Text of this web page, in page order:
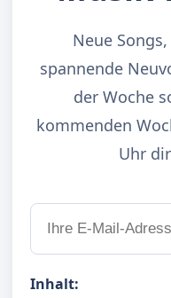
Neue
spannende
der Woche
kommenden
Uhr
Inhalt: